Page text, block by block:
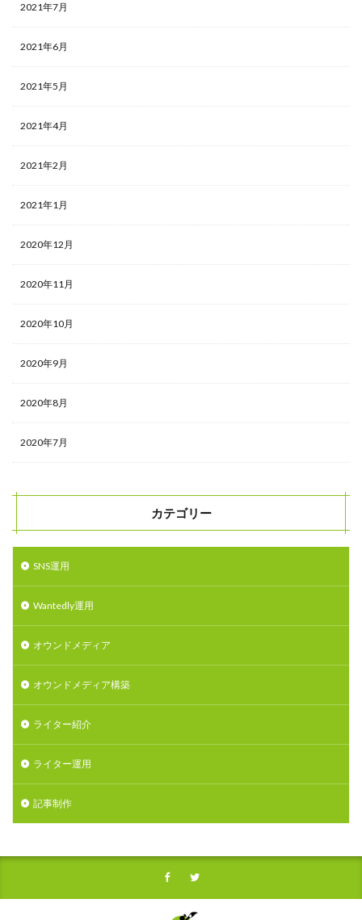
2021年7月
2021年6月
2021年5月
2021年4月
2021年2月
2021年1月
2020年12月
2020年11月
2020年10月
2020年9月
2020年8月
2020年7月
カテゴリー
SNS運用
Wantedly運用
オウンドメディア
オウンドメディア構築
ライター紹介
ライター運用
記事制作